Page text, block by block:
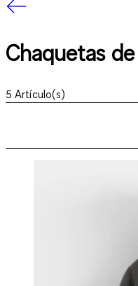
Chaquetas
5 Artículo(s)